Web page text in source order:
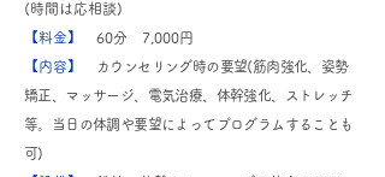
(時間は応相談)
【料金】
60分 7,000円
【内容】
カウンセリング時の要望(筋肉強化、姿勢
矯正、マッサージ、電気治療、体幹強化、ストレッチ
等。当日の体調や要望によってプログラムすることも
可)